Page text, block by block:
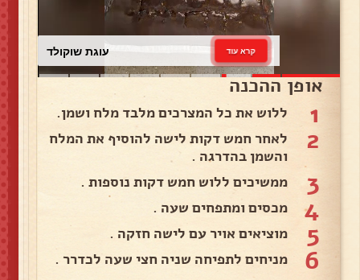
עוגת שוקולד קרא עוד
אופן ההכנה
1 ללוש את כל המצרכים מלבד מלח ושמן.
2
לאחר חמש דקות לישה להוסיף את המלח
והשמן בהדרגה .
3 ממשיכים ללוש חמש דקות נוספות .
4 מכסים ומתפחים שעה .
5 מוציאים אויר עם לישה חזקה .
6 מניחים לתפיחה שניה חצי שעה לכדרר .